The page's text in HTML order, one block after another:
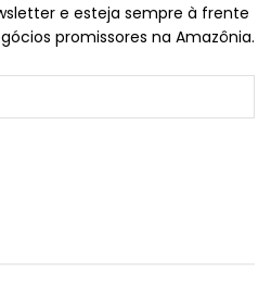
e esteja sempre à frente
promissores na Amazônia.